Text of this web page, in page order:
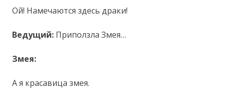
Ой! Намечаются здесь драки!
Ведущий: Приползла Змея…
Змея:
А я красавица змея.